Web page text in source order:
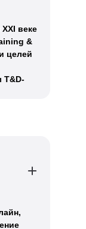
веке
&
целей
T&D-